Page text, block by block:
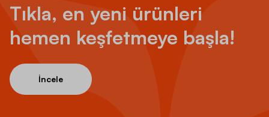
Tıkla, en yeni ürünleri
hemen keşfetmeye başla!
İncele